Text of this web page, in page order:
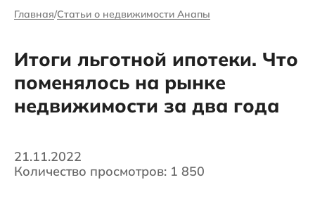
Главная Статьи о недвижимости Анапы
Итоги льготной ипотеки. Что
поменялось на рынке
недвижимости за два года
21.11.2022
Количество просмотров: 1 850